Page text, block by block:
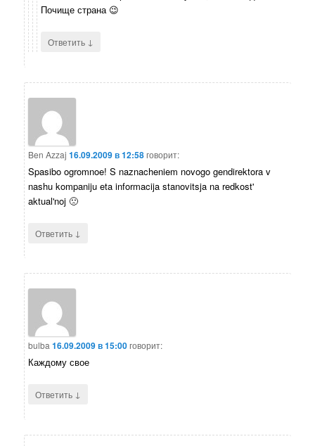
Почище страна 😉
Ответить ↓
Ben Azzaj 16.09.2009 в 12:58говорит:
Spasibo ogromnoe! S naznacheniem novogo gendirektora v
nashu kompaniju eta informacija stanovitsja na redkost'
aktual'noj 🙁
Ответить ↓
bulba 16.09.2009 в 15:00говорит:
Каждому свое
Ответить ↓